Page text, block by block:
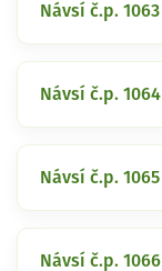
Návsí č.p. 1063
Návsí č.p. 1064
Návsí č.p. 1065
Návsí č.p. 1066